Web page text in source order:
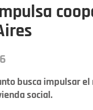
busca impulsar
social.